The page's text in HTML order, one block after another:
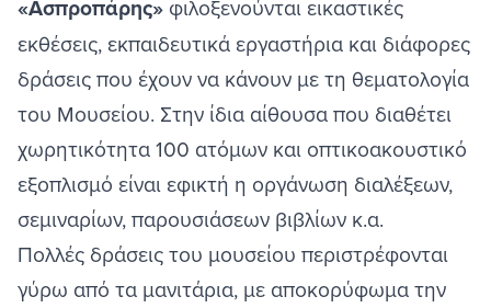
«Ασπροπάρης» φιλοξενούνται εικαστικές
εκθέσεις, εκπαιδευτικά εργαστήρια και διάφορες
δράσεις που έχουν να κάνουν με τη θεματολογία
του Μουσείου. Στην ίδια αίθουσα που διαθέτει
χωρητικότητα 100 ατόμων και οπτικοακουστικό
εξοπλισμό είναι εφικτή η οργάνωση διαλέξεων,
σεμιναρίων, παρουσιάσεων βιβλίων κ.α.
Πολλές δράσεις του μουσείου περιστρέφονται
γύρω από τα μανιτάρια, με αποκορύφωμα την